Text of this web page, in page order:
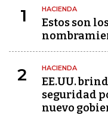
1 HACIENDA
Estos son
2 HACIENDA
EE.UU.
seguridad
nuevo